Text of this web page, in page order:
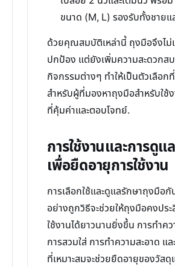
ขนาด (M, L) รองรับทั้งชาย
ด้วยคุณสมบัติเหล่านี้ ถุงมือจึงไม่
ปกป้อง แต่ยังเพิ่มความสะดวกส
กิจกรรมต่างๆ ทำให้เป็นตัวเลือก
สำหรับผู้ที่มองหาถุงมือสำหรับใช้
ที่คุ้มค่าและตอบโจทย์.
การใช้งานและการดู
เพื่อยืดอายุการใช้งาน
การเลือกใช้และดูแลรักษาถุงมือ
อย่างถูกวิธีจะช่วยให้ถุงมือคงปร
ใช้งานได้ยาวนานยิ่งขึ้น การทำคว
การสวมใส่ การทำความสะอาด แ
ที่เหมาะสมจะช่วยยืดอายุของวัสดุ